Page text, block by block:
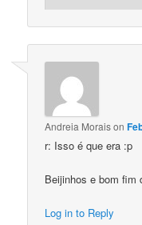
Andreia Moraison
r: Isso é que era :p
Beijinhos e bom fim
Log in to Reply